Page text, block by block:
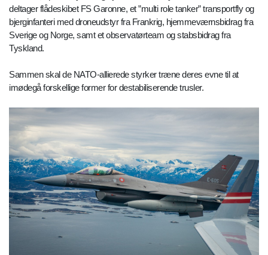
deltager flådeskibet FS Garonne, et ”multi role tanker” transportfly og
bjerginfanteri med droneudstyr fra Frankrig, hjemmeværnsbidrag fra
Sverige og Norge, samt et observatørteam og stabsbidrag fra
Tyskland.
Sammen skal de NATO-allierede styrker træne deres evne til at
imødegå forskellige former for destabiliserende trusler.